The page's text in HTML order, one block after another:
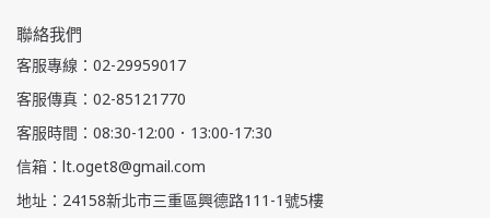
聯絡我們
客服專線：02-29959017
客服傳真：02-85121770
客服時間：08:30-12:00．13:00-17:30
信箱：lt.oget8@gmail.com
地址：24158新北市三重區興德路111-1號5樓